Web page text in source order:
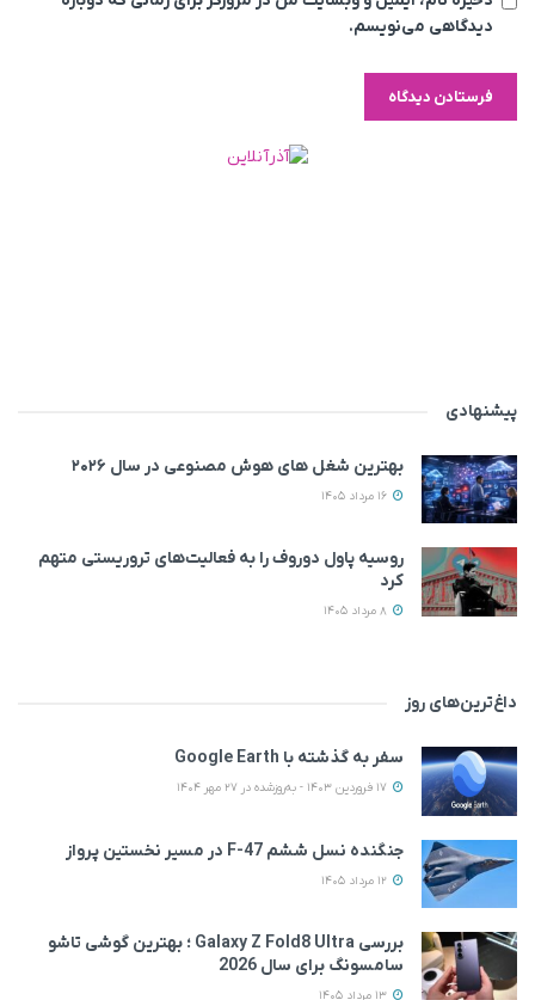
دیدگاهی می‌نویسم.
پیشنهادی
بهترین شغل های هوش مصنوعی در سال ۲۰۲۶
روسیه پاول دوروف را به فعالیت‌های تروریستی متهم
کرد
داغ‌ترین‌های روز
سفر به گذشته با Google Earth
جنگنده نسل ششم F-47 در مسیر نخستین پرواز
بررسی Galaxy Z Fold8 Ultra ؛ بهترین گوشی تاشو
سامسونگ برای سال 2026